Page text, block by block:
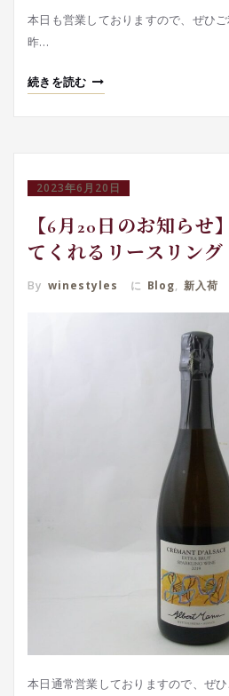
本日も営業しておりますので、ぜひ
昨…
続きを読む
2023年6月20日
【6月20日のお知らせ
てくれるリースリング
By winestyles に Blog, 新入荷
本日通常営業しておりますので、ぜ